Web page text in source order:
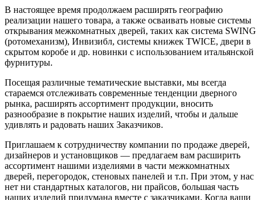
В настоящее время продолжаем расширять географию
реализации нашего товара, а также осваивать новые системы
открывания межкомнатных дверей, таких как система SWING
(ротомеханизм), Инвизибл, системы книжек TWICE, двери в
скрытом коробе и др. новинки с использованием итальянской
фурнитуры.
Посещая различные тематические выставки, мы всегда
стараемся отслеживать современные тенденции дверного
рынка, расширять ассортимент продукции, вносить
разнообразие в покрытие наших изделий, чтобы и дальше
удивлять и радовать наших Заказчиков.
Приглашаем к сотрудничеству компании по продаже дверей,
дизайнеров и установщиков — предлагаем вам расширить
ассортимент нашими изделиями в части межкомнатных
дверей, перегородок, стеновых панелей и т.п. При этом, у нас
нет ни стандартных каталогов, ни прайсов, большая часть
наших изделий придумана вместе с заказчиками. Когда ваши